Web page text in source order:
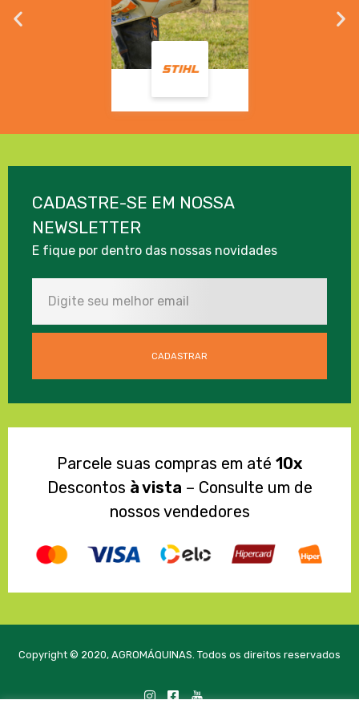
CADASTRE-SE EM NOSSA
NEWSLETTER
E fique por dentro das nossas novidades
Parcele suas compras em até 10x
Descontos à vista – Consulte um de
nossos vendedores
Copyright © 2020, AGROMÁQUINAS. Todos os direitos reservados